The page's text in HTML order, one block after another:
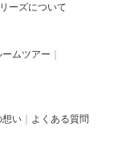
ーズについて
ムツアー
想い よくある質問